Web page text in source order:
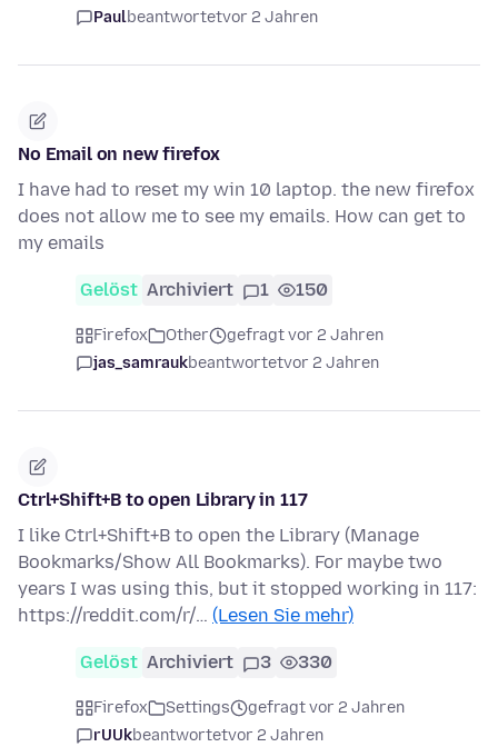
Paulbeantwortetvor 2 Jahren
No Email on new firefox
I have had to reset my win 10 laptop. the new firefox
does not allow me to see my emails. How can get to
my emails
Gelöst Archiviert 1 150
Firefox Other
gefragt vor 2 Jahren
jas_samraukbeantwortetvor 2 Jahren
Ctrl+Shift+B to open Library in 117
I like Ctrl+Shift+B to open the Library (Manage
Bookmarks/Show All Bookmarks). For maybe two
years I was using this, but it stopped working in 117:
https://reddit.com/r/… (Lesen Sie mehr)
Gelöst Archiviert 3 330
Firefox Settings
gefragt vor 2 Jahren
rUUkbeantwortetvor 2 Jahren